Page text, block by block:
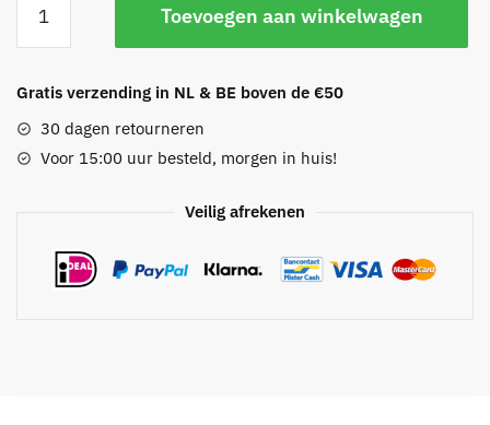
Multilaagse
Choker
aantal
Toevoegen aan winkelwagen
Gratis verzending in NL & BE boven de €50
30 dagen retourneren
Voor 15:00 uur besteld, morgen in huis!
Veilig afrekenen